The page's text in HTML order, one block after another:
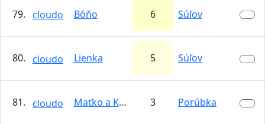
79. cloudo Bóňo 6 Súľov
80. cloudo Lienka 5 Súľov
81. cloudo Maťko a Kubko 3 Porúbka